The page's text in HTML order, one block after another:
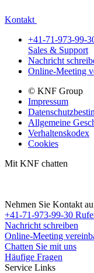
Kontakt
+41-71-973-99-
Sales & Support
Nachricht
Online-Meeting
© KNF Group
Impressum
Allgemeine
Verhaltenskodex
Cookies
Mit KNF chatten
Nehmen Sie Kontakt
+41-71-973-99-30
Nachricht schreiben
Online-Meeting
Chatten Sie mit uns
Häufige Fragen
Service Links